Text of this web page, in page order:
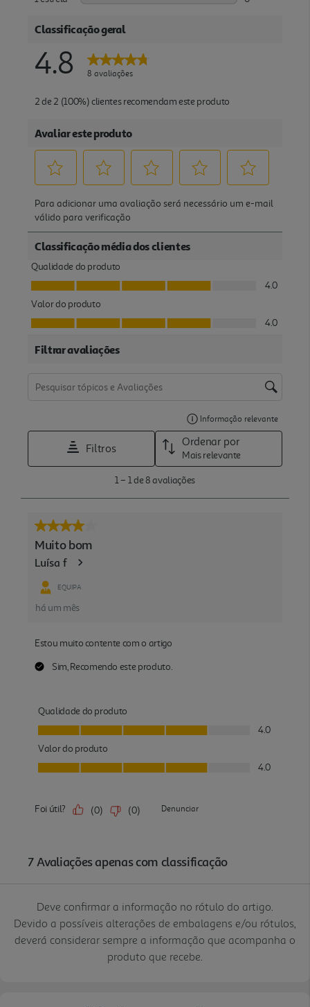
Deve confirmar a informação no rótulo do artigo.
Devido a possíveis alterações de embalagens e/ou rótulos,
deverá considerar sempre a informação que acompanha o
produto que recebe.